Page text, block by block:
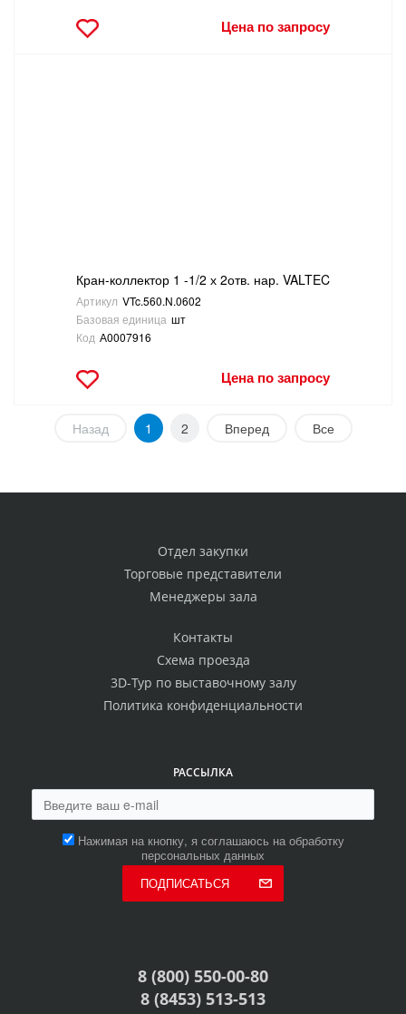
Цена по запросу
Кран-коллектор 1 -1/2 х 2отв. нар. VALTEC
Артикул VTc.560.N.0602
Базовая единица шт
Код А0007916
Цена по запросу
Назад 1 2 Вперед Все
Отдел закупки
Торговые представители
Менеджеры зала
Контакты
Схема проезда
3D-Тур по выставочному залу
Политика конфиденциальности
РАССЫЛКА
Нажимая на кнопку, я соглашаюсь на обработку
персональных данных
ПОДПИСАТЬСЯ
8 (800) 550-00-80
8 (8453) 513-513